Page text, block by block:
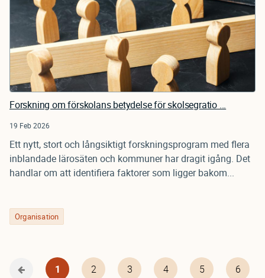
Forskning om förskolans betydelse för skolsegratio ...
19 Feb 2026
Ett nytt, stort och långsiktigt forskningsprogram med flera
inblandade lärosäten och kommuner har dragit igång. Det
handlar om att identifiera faktorer som ligger bakom...
Organisation
Pagination
FöregåendeNuvarande
1 Page
2 Page
3 Page
4 Page
5 Page
6